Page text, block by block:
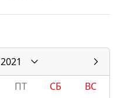
2021
ПТ СБ
ВС